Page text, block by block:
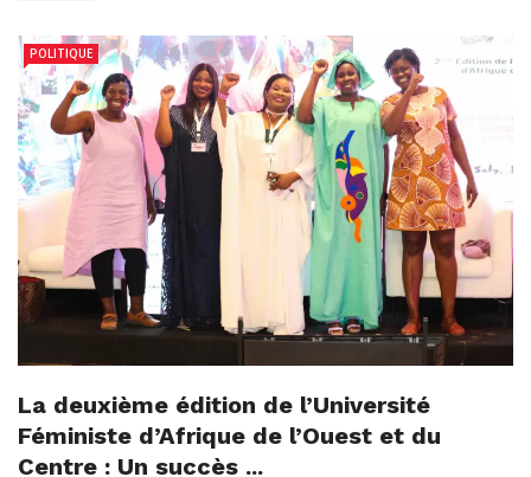
POLITIQUE
La deuxième édition de l’Université
Féministe d’Afrique de l’Ouest et du
Centre : Un succès ...